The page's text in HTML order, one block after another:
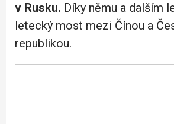
v Rusku. Díky němu a dalším
letecký most mezi Čínou a
republikou.